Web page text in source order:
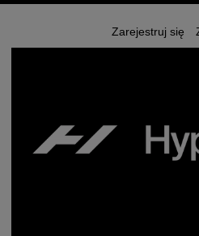
Zarejestruj się